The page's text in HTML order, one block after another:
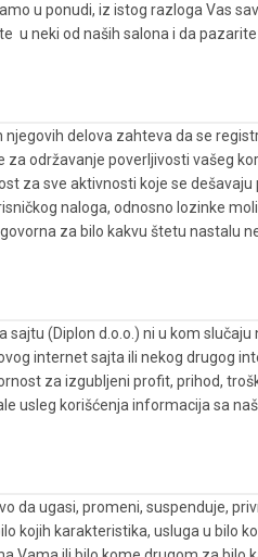
u ponudi, iz istog razloga Vas
u neki od naših salona i da
delova zahteva da se
održavanje poverljivosti vašeg
za sve aktivnosti koje se
naloga, odnosno lozinke
za bilo kakvu štetu nastalu
sajtu (Diplon d.o.o.) ni u kom
internet sajta ili nekog drugog
za izgubljeni profit, prihod,
usleg korišćenja informacija sa
da ugasi, promeni, suspenduje,
kojih karakteristika, usluga u bilo